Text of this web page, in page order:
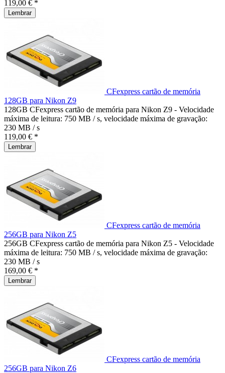
119,00 € *
Lembrar
CFexpress cartão de memória
128GB para Nikon Z9
128GB CFexpress cartão de memória para Nikon Z9 - Velocidade
máxima de leitura: 750 MB / s, velocidade máxima de gravação:
230 MB / s
119,00 € *
Lembrar
CFexpress cartão de memória
256GB para Nikon Z5
256GB CFexpress cartão de memória para Nikon Z5 - Velocidade
máxima de leitura: 750 MB / s, velocidade máxima de gravação:
230 MB / s
169,00 € *
Lembrar
CFexpress cartão de memória
256GB para Nikon Z6